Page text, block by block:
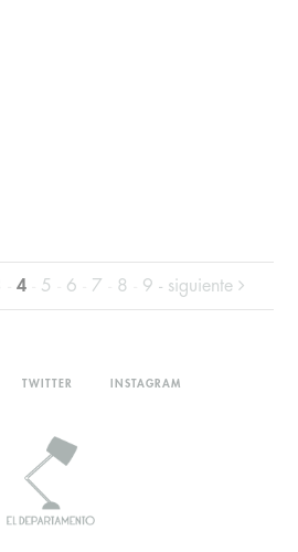
4 5 6 7 8 9 - siguiente
TWITTER INSTAGRAM